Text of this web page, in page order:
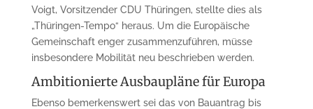
Voigt, Vorsitzender CDU Thüringen, stellte dies als
„Thüringen-Tempo“ heraus. Um die Europäische
Gemeinschaft enger zusammenzuführen, müsse
insbesondere Mobilität neu beschrieben werden.
Ambitionierte Ausbaupläne für Europa
Ebenso bemerkenswert sei das von Bauantrag bis